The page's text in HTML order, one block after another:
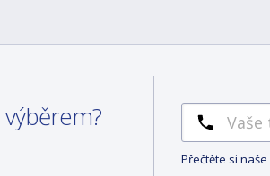
Přečtěte si naše